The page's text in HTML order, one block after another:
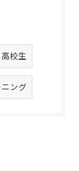
高校生
ニング